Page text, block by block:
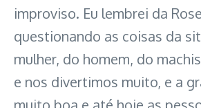
improviso. Eu lembrei da
questionando as coisas da
mulher, do homem, do
e nos divertimos muito, e a